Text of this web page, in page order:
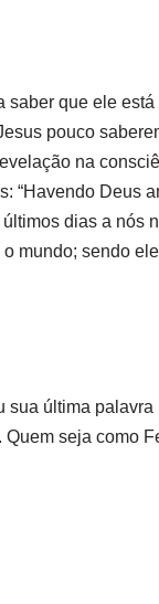
saber que ele
pouco
na
“Havendo Deus
dias a nós
mundo; sendo
sua última
seja como